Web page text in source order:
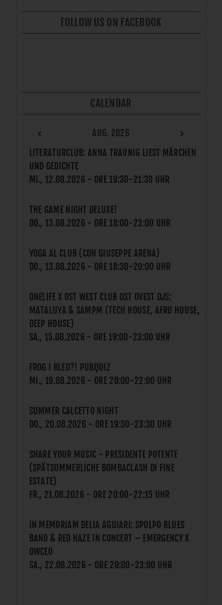
FOLLOW US ON FACEBOOK
CALENDAR
AUG. 2026
LITERATURCLUB: ANNA TRAUNIG LIEST MÄRCHEN
UND GEDICHTE
MI., 12.08.2026 - ORE 19:30-21:30 UHR
THE GAME NIGHT DELUXE!
DO., 13.08.2026 - ORE 18:00-23:00 UHR
YOGA AL CLUB (CON GIUSEPPE ARENA)
DO., 13.08.2026 - ORE 18:30-20:00 UHR
ONELIFE X OST WEST CLUB OST OVEST DJS:
MATALUYA & SAMPM (TECH HOUSE, AFRO HOUSE,
DEEP HOUSE)
SA., 15.08.2026 - ORE 19:00-23:00 UHR
FROG I BLED?! PUBQUIZ
MI., 19.08.2026 - ORE 20:00-22:00 UHR
SUMMER CALCETTO NIGHT
DO., 20.08.2026 - ORE 19:30-23:30 UHR
SHARE YOUR MUSIC - PRESIDENTE POTENTE
(SPÄTSOMMERLICHE BOMBACLASH DI FINE
ESTATE)
FR., 21.08.2026 - ORE 20:00-22:15 UHR
IN MEMORIAM DELIA AGUIARI: SPOLPO BLUES
BAND & RED HAZE IN CONCERT – EMERGENCY X
OWCEO
SA., 22.08.2026 - ORE 20:00-23:00 UHR